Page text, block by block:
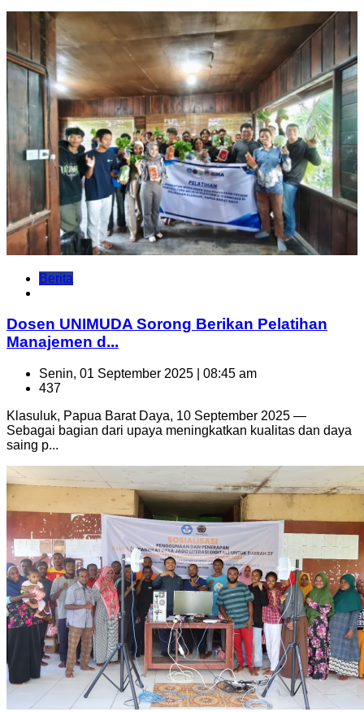
Berita
Dosen UNIMUDA Sorong Berikan Pelatihan
Manajemen d...
Senin, 01 September 2025 | 08:45 am
437
Klasuluk, Papua Barat Daya, 10 September 2025 —
Sebagai bagian dari upaya meningkatkan kualitas dan daya
saing p...